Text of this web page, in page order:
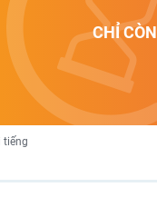
CHỈ CÒN
tiếng